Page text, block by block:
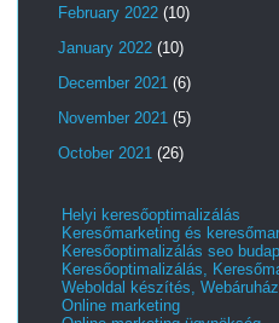
February 2022 (10)
January 2022 (10)
December 2021 (6)
November 2021 (5)
October 2021 (26)
Helyi keresőoptimalizálás
Keresőmarketing és
Keresőoptimalizálás seo
Keresőoptimalizálás,
Weboldal készítés,
Online marketing